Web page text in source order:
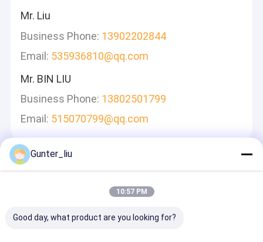
Mr. Liu
Business Phone: 13902202844
Email: 535936810@qq.com
Mr. BIN LIU
Business Phone: 13802501799
Email: 515070799@qq.com
Hinterlass Eine Nachricht
Gunter_liu
10:57 PM
Good day, what product are you looking for?